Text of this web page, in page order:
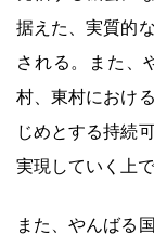
据えた、実質的
される。また、
村、東村におけ
じめとする持続
実現していく上
また、やんばる